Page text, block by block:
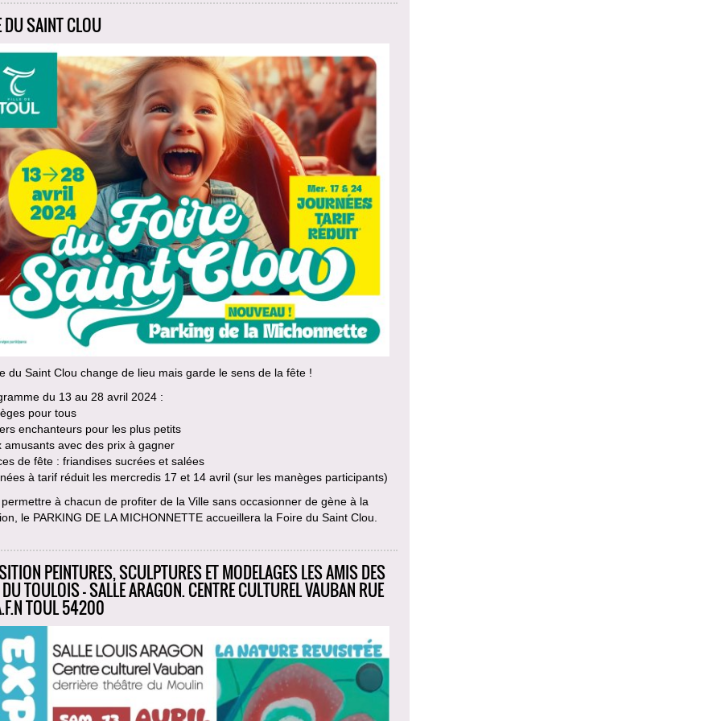
DU SAINT CLOU
du Saint Clou change de lieu mais garde le sens de la fête !
du 13 au 28 avril 2024 :
pour tous
enchanteurs pour les plus petits
amusants avec des prix à gagner
de fête : friandises sucrées et salées
à tarif réduit les mercredis 17 et 14 avril (sur les manèges participants)
à chacun de profiter de la Ville sans occasionner de gène à la
le PARKING DE LA MICHONNETTE accueillera la Foire du Saint Clou.
PEINTURES, SCULPTURES ET MODELAGES LES AMIS DES
TOULOIS - SALLE ARAGON. CENTRE CULTUREL VAUBAN RUE
TOUL 54200